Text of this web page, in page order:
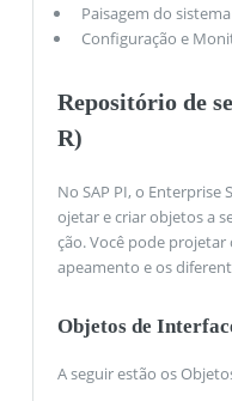
Paisagem do sistema
Configuração e
Repositório de
R)
No SAP PI, o Enterprise
ojetar e criar objetos a
ção. Você pode
apeamento e os
Objetos de
A seguir estão os